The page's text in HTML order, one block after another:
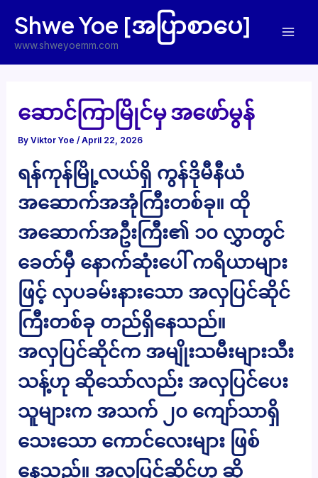
content
Shwe Yoe [အပြာစာပေ]
www.shweyoemm.com
ဆောင်ကြာမြိုင်မှ အဖော်မွန်
ByViktor Yoe/April 22, 2026
ရန်ကုန်မြို့လယ်ရှိ ကွန်ဒိုမီနီယံ
အဆောက်အအုံကြီးတစ်ခု။ ထို
အဆောက်အဦးကြီး၏ ၁၀ လွှာတွင်
ခေတ်မှီ နောက်ဆုံးပေါ် ကရိယာများ
ဖြင့် လှပခမ်းနားသော အလှပြင်ဆိုင်
ကြီးတစ်ခု တည်ရှိနေသည်။
အလှပြင်ဆိုင်က အမျိုးသမီးများသီး
သန့်ဟု ဆိုသော်လည်း အလှပြင်ပေး
သူများက အသက် ၂၀ ကျော်သာရှိ
သေးသော ကောင်လေးများ ဖြစ်
နေသည်။ အလှပြင်ဆိုင်ဟု ဆို